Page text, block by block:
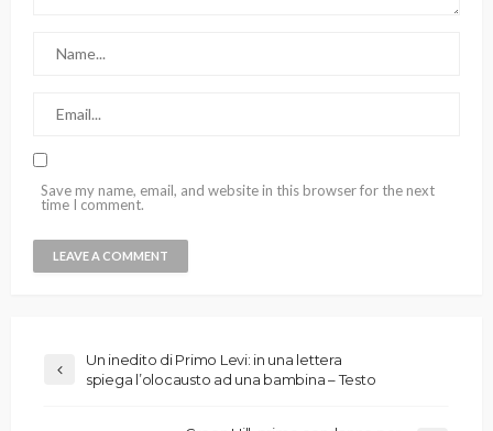
Save my name, email, and website in this browser for the next
time I comment.
Un inedito di Primo Levi: in una lettera
spiega l’olocausto ad una bambina – Testo